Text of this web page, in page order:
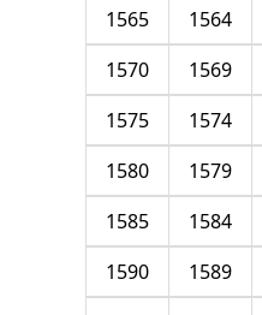
1564
1565
1569
1570
1574
1575
1579
1580
1584
1585
1589
1590